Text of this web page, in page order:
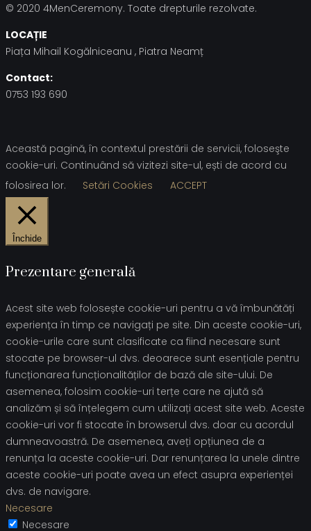
© 2020 4MenCeremony. Toate drepturile rezolvate.
LOCAȚIE
Piața Mihail Kogălniceanu , Piatra Neamț
Contact:
0753 193 690
Această pagină, în contextul prestării de servicii, foloseşte
cookie-uri. Continuând să vizitezi site-ul, ești de acord cu
folosirea lor.
Setări Cookies ACCEPT
Închide
Prezentare generală
Acest site web folosește cookie-uri pentru a vă îmbunătăți
experiența în timp ce navigați pe site. Din aceste cookie-uri,
cookie-urile care sunt clasificate ca fiind necesare sunt
stocate pe browser-ul dvs. deoarece sunt esențiale pentru
funcționarea funcționalităților de bază ale site-ului. De
asemenea, folosim cookie-uri terțe care ne ajută să
analizăm și să înțelegem cum utilizați acest site web. Aceste
cookie-uri vor fi stocate în browserul dvs. doar cu acordul
dumneavoastră. De asemenea, aveți opțiunea de a
renunța la aceste cookie-uri. Dar renunțarea la unele dintre
aceste cookie-uri poate avea un efect asupra experienței
dvs. de navigare.
Necesare
Necesare